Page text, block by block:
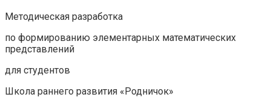
Методическая разработка
по формированию элементарных математических
представлений
для студентов
Школа раннего развития «Родничок»